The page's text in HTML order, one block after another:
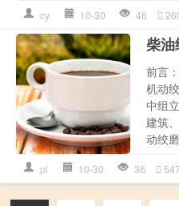
cy 10-30 46
柴
前言
机动
中组
建筑
动绞
pl 10-30 36 547